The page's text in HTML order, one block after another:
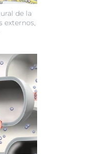
de la
externos,